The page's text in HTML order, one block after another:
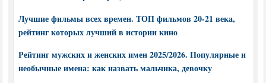
Лучшие фильмы всех времен. ТОП фильмов 20-21 века,
рейтинг которых лучший в истории кино
Рейтинг мужских и женских имен 2025/2026. Популярные и
необычные имена: как назвать мальчика, девочку